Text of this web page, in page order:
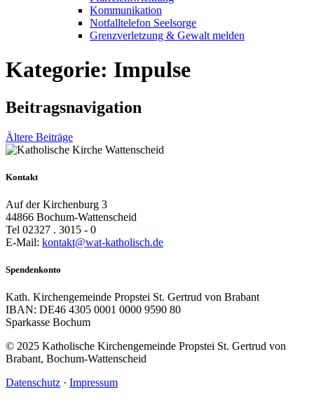
Kommunikation
Notfalltelefon Seelsorge
Grenzverletzung & Gewalt melden
Kategorie: Impulse
Beitragsnavigation
Ältere Beiträge
Kontakt
Auf der Kirchenburg 3
44866 Bochum-Wattenscheid
Tel 02327 . 3015 - 0
E-Mail: kontakt@wat-katholisch.de
Spendenkonto
Kath. Kirchengemeinde Propstei St. Gertrud von Brabant
IBAN: DE46 4305 0001 0000 9590 80
Sparkasse Bochum
© 2025 Katholische Kirchengemeinde Propstei St. Gertrud von
Brabant, Bochum-Wattenscheid
Datenschutz · Impressum